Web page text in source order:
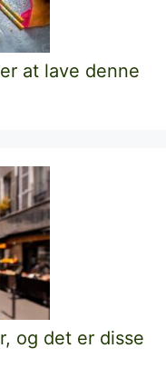
at lave denne
og det er disse